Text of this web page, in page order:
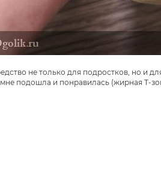
не только для подростков, но
подошла и понравилась (жирная Т-